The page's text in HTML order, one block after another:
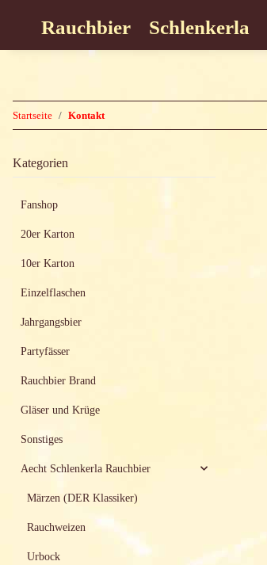
Rauchbier Schlenkerla
Startseite Kontakt
Kategorien
Fanshop
20er Karton
10er Karton
Einzelflaschen
Jahrgangsbier
Partyfässer
Rauchbier Brand
Gläser und Krüge
Sonstiges
Aecht Schlenkerla Rauchbier
Märzen (DER Klassiker)
Rauchweizen
Urbock